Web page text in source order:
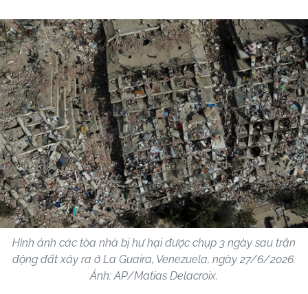
Hình ảnh các tòa nhà bị hư hại được chụp 3 ngày sau trận
động đất xảy ra ở La Guaira, Venezuela, ngày 27/6/2026.
Ảnh: AP/Matias Delacroix.